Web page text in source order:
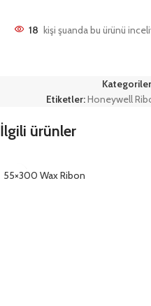
18 kişi şuanda bu ürünü
Etiketler:Honeywell
İlgili ürünler
55×300 Wax Ribon